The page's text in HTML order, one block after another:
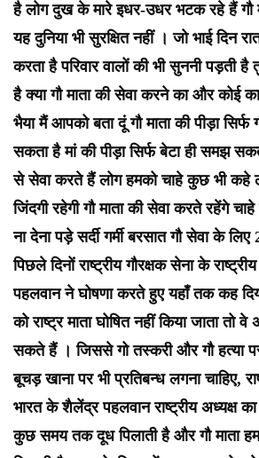
है लोग दुख के मारे इधर-उधर भटक रहे हैं गौ
यह दुनिया भी सुरक्षित नहीं । जो भाई दिन
करता है परिवार वालों की भी सुननी पड़ती
है क्या गौ माता की सेवा करने का और कोई
भैया मैं आपको बता दूं गौ माता की पीड़ा
सकता है मां की पीड़ा सिर्फ बेटा ही समझ
से सेवा करते हैं लोग हमको चाहे कुछ भी
जिंदगी रहेगी गौ माता की सेवा करते रहेंगे
ना देना पड़े सर्दी गर्मी बरसात गौ सेवा के
पिछले दिनों राष्ट्रीय गौरक्षक सेना के
पहलवान ने घोषणा करते हुए यहाँ तक कह
को राष्ट्र माता घोषित नहीं किया जाता तो
सकते हैं । जिससे गो तस्करी और गौ हत्या
बूचड़ खाना पर भी प्रतिबन्ध लगना चाहिए,
भारत के शैलेंद्र पहलवान राष्ट्रीय अध्यक्ष
कुछ समय तक दूध पिलाती है और गौ माता